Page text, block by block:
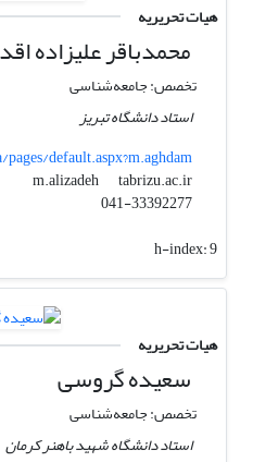
هیات تحریریه
محمدباقر علیزاده
تخصص: جامعه‌شناسی
استاد دانشگاه تبریز
default.aspx?m.aghdam
m.alizadeh
tabrizu.ac.ir
041-33392277
h-index:9
هیات تحریریه
سعیده گروسی
تخصص: جامعه‌شناسی
استاد دانشگاه شهید باهنر کرمان